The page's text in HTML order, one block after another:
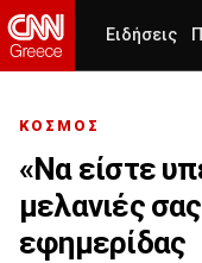
Ειδήσεις
ΚΟΣΜΟΣ
«Να είστε
μελανιές
εφημερίδας